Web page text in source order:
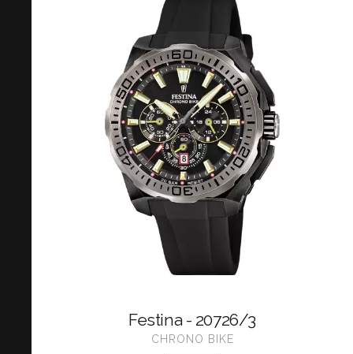
Festina - 20726/3
CHRONO BIKE